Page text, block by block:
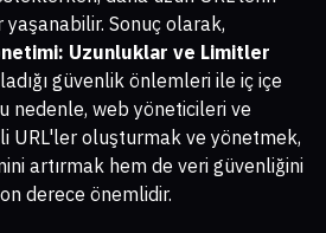
Sonuç olarak,
Uzunluklar ve Limitler
güvenlik önlemleri ile iç içe
nedenle, web yöneticileri ve
URL'ler oluşturmak ve yönetmek,
artırmak hem de veri güvenliğini
derece önemlidir.